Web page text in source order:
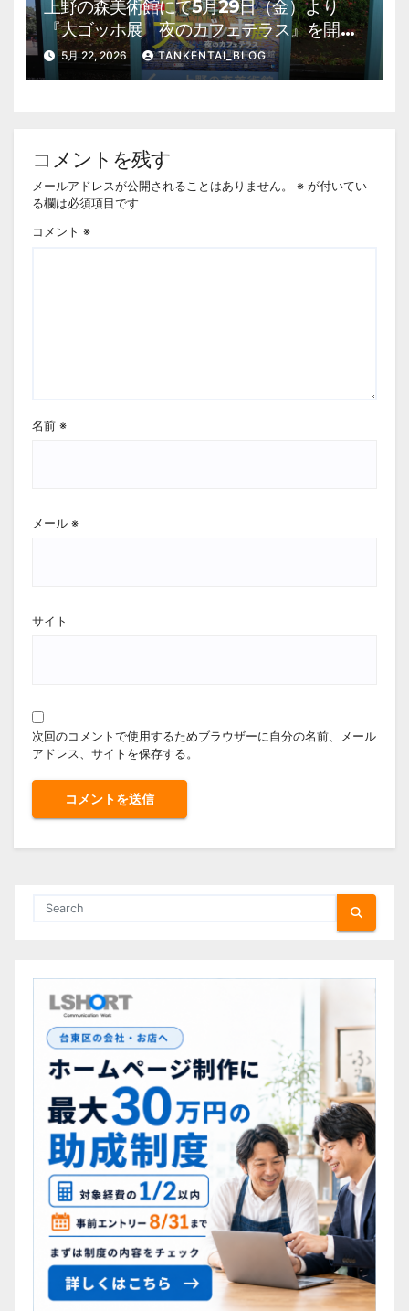
上野の森美術館にて5月29日（金）より
『大ゴッホ展 夜のカフェテラス』を開
催。 上野公園 美術館・博物館 混雑情
報他
5月 22, 2026 TANKENTAI_BLOG
コメントを残す
メールアドレスが公開されることはありません。 ※ が付いてい
る欄は必須項目です
コメント ※
名前 ※
メール ※
サイト
次回のコメントで使用するためブラウザーに自分の名前、メール
アドレス、サイトを保存する。